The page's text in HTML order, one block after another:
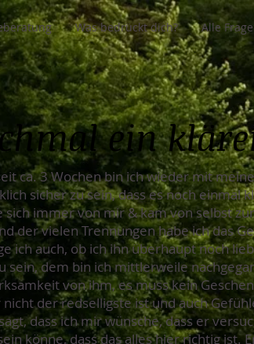
Was bedrückt dich? Alle
ein
ca. 3 Wochen bin ich wieder mit
sicher zu sein, dass es noch einmal
immer von mir & kam von selbst
der vielen Trennungen habe ich das
ich auch, ob ich ihn überhaupt noch
sein, dem bin ich mittlerweile
von ihm, es muss kein
nicht der redselligste ist und auch
dass ich mir wünsche, dass er
könne, dass das alles hier richtig ist.